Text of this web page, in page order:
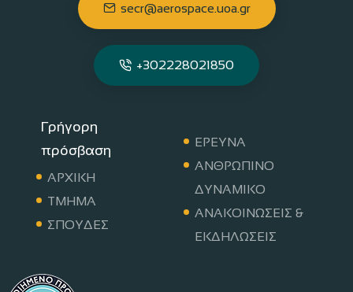
secr@aerospace.uoa.gr
+302228021850
Γρήγορη
πρόσβαση
ΑΡΧΙΚΗ
ΤΜΗΜΑ
ΣΠΟΥΔΕΣ
ΕΡΕΥΝΑ
ΑΝΘΡΩΠΙΝΟ
ΔΥΝΑΜΙΚΟ
ΑΝΑΚΟΙΝΩΣΕΙΣ &
ΕΚΔΗΛΩΣΕΙΣ